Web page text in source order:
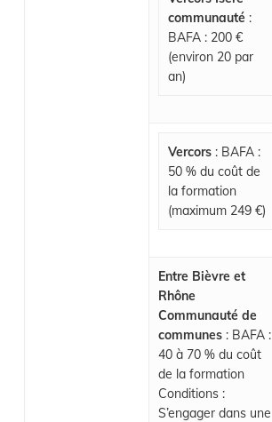
communauté :
BAFA : 200 €
(environ 20 par
an)
Vercors: BAFA :
50 % du coût de
la formation
(maximum 249 €)
Entre Bièvre et
Rhône
Communauté de
communes: BAFA :
40 à 70 % du coût
de la formation
Conditions :
S’engager dans une